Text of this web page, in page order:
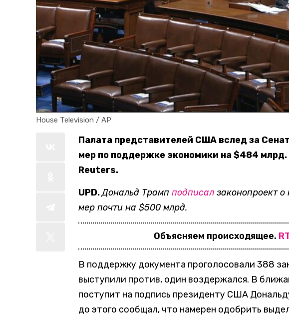
House Television / AP
Палата представителей США вслед за
мер по поддержке экономики на $484 млрд.
Reuters.
UPD. Дональд Трампподписал законопроект
мер почти на $500 млрд.
Объясняем происходящее.
В поддержку документа проголосовали 388
выступили против, один воздержался. В
поступит на подпись президенту США
до этого сообщал, что намерен одобрить